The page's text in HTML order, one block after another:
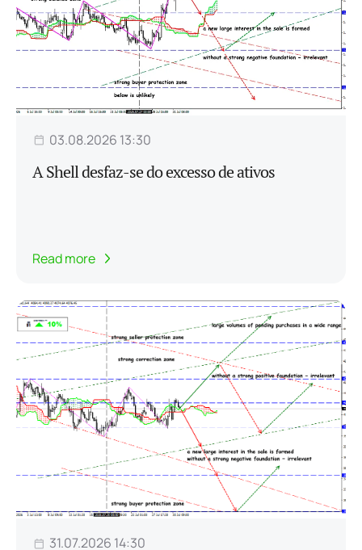
03.08.2026 13:30
A Shell desfaz-se do excesso de ativos
Read more
31.07.2026 14:30